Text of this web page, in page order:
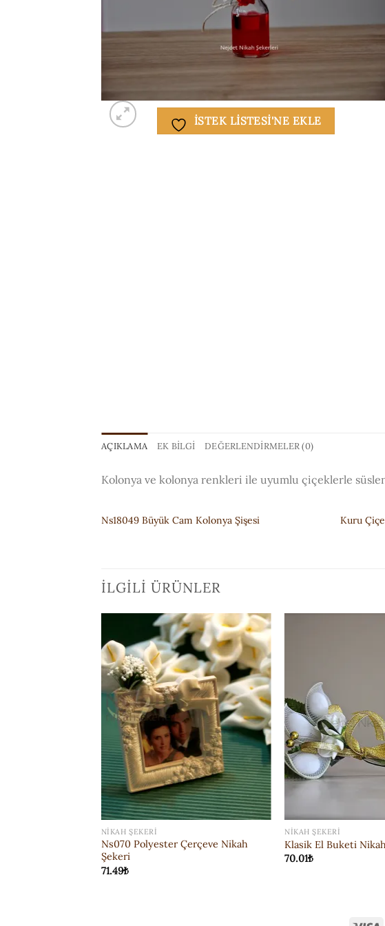
ISTEK LISTESI'NE EKLE
AÇIKLAMA EK BILGI DEĞERLENDIRMELER (0)
Kolonya ve kolonya renkleri ile uyumlu çiçeklerle
Ns18049 Büyük Cam Kolonya Şişesi Kuru
İLGILI ÜRÜNLER
ISTEK
LISTESI'NE
EKLE
NIKAH ŞEKERI
Ns070 Polyester Çerçeve Nikah
Şekeri
71.49₺
NIKAH ŞEKERI
Klasik El Buketi
70.01₺